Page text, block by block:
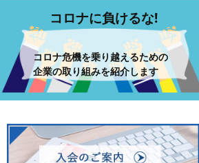
コロナに負けるな!
コロナ危機を乗り越えるための
企業の取り組みを紹介します